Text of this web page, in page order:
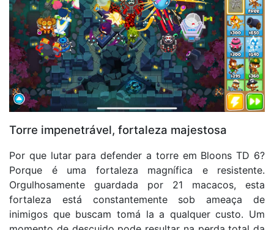
Torre impenetrável, fortaleza majestosa
Por que lutar para defender a torre em Bloons TD 6?
Porque é uma fortaleza magnífica e resistente.
Orgulhosamente guardada por 21 macacos, esta
fortaleza está constantemente sob ameaça de
inimigos que buscam tomá la a qualquer custo. Um